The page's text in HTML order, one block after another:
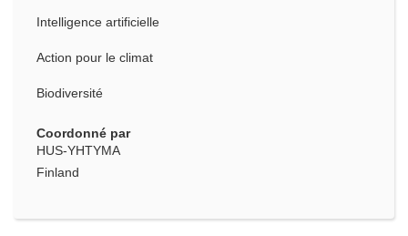
Intelligence artificielle
Action pour le climat
Biodiversité
Coordonné par
HUS-YHTYMA
Finland